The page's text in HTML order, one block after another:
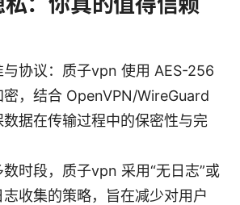
与协议：质子vpn 使用 AES-256
，结合 OpenVPN/WireGuard
据在传输过程中的保密性与完
数时段，质子vpn 采用“无日志”或
收集的策略，旨在减少对用户